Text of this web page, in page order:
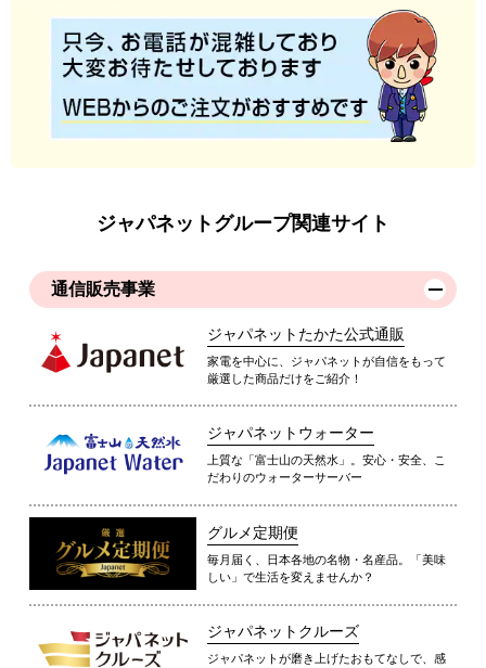
ジャパネットグループ関連サイト
通信販売事業
ジャパネットたかた公式通販
家電を中心に、ジャパネットが自信をもって
厳選した商品だけをご紹介！
ジャパネットウォーター
上質な「富士山の天然水」。安心・安全、こ
だわりのウォーターサーバー
グルメ定期便
毎月届く、日本各地の名物・名産品。「美味
しい」で生活を変えませんか？
ジャパネットクルーズ
ジャパネットが磨き上げたおもてなしで、感